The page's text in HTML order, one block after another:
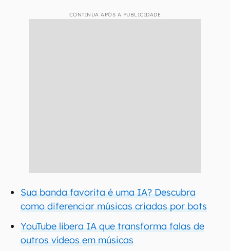
CONTINUA APÓS A PUBLICIDADE
Sua banda favorita é uma IA? Descubra
como diferenciar músicas criadas por bots
YouTube libera IA que transforma falas de
outros vídeos em músicas